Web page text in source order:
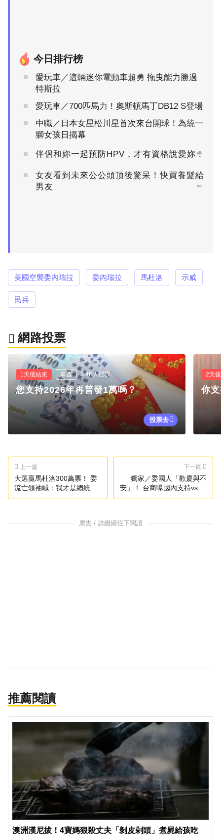
今日排行榜
愛玩車／這輛迷你電動車超勇 拖曳能力勝過
特斯拉
愛玩車／700匹馬力！奧斯頓馬丁DB12 S登場
中職／日本女星松川星首次來台開球！為統一
獅女孩日揭幕
伴侶和妳一起預防HPV，才有資格說愛妳！
PR
女友看到未來公公頭頂後驚呆！快買養髮給
男友
PR
美國空襲委內瑞拉 委內瑞拉 馬杜洛 示威
民兵
網路投票
1天後結束 單選 3.4K人已投
您支持2026年再普發1萬嗎？
投票去
2天
你
上一篇
大選贏馬杜洛300萬票！ 委
流亡領袖喊：我才是總統
下一篇
獨家／委國人「歡慶與不
安」！ 台商曝國內支持vs.反
對派聲音
廣告 / 請繼續往下閱讀
推薦閱讀
澳洲漢尼拔！4寶媽狠殺丈夫「剝皮剁頭」煮屍給孩吃